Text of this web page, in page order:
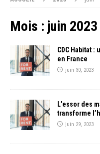
Mois : juin 2023
CDC Habitat
en France
juin 30, 2023
L’essor des
transforme
juin 29, 2023